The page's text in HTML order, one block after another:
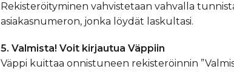
Rekisteröityminen vahvistetaan vahvalla
asiakasnumeron, jonka löydät laskultasi.
5. Valmista! Voit kirjautua Väppiin
Väppi kuittaa onnistuneen rekisteröinnin